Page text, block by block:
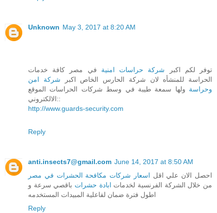
Unknown May 3, 2017 at 8:20 AM
توفر لكم اكبر شركة حراسات امنية في مصر كافة خدمات
الحراسة للمنشأه لان شركة الحارس الخاص اكبر شركة امن
وحراسة ولها سمعة طيبة في وسط شركات الحراسات الموقع
الالكتروني::
http://www.guards-security.com
Reply
anti.insects7@gmail.com June 14, 2017 at 8:50 AM
احصل الان علي اقل اسعار شركات مكافحة الحشرات في مصر
من خلال الشركة الفرنسية لخدمات ابادة حشرات باقصي سرعة و
اطول فترة ضمان لفاعلية المبيدات المستخدمه
Reply